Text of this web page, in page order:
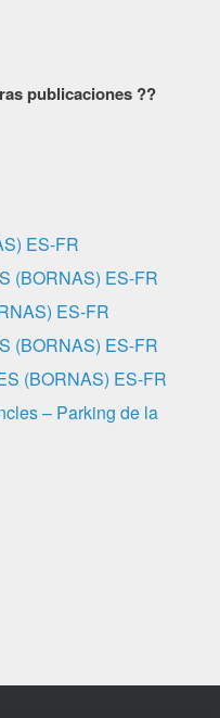
publicaciones ??
ES-FR
(BORNAS) ES-FR
ES-FR
(BORNAS) ES-FR
(BORNAS) ES-FR
– Parking de la